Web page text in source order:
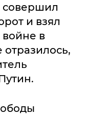
и взял
войне в